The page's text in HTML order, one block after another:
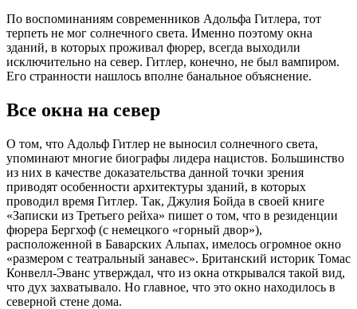
По воспоминаниям современников Адольфа Гитлера, тот
терпеть не мог солнечного света. Именно поэтому окна
зданий, в которых проживал фюрер, всегда выходили
исключительно на север. Гитлер, конечно, не был вампиром.
Его странности нашлось вполне банальное объяснение.
Все окна на север
О том, что Адольф Гитлер не выносил солнечного света,
упоминают многие биографы лидера нацистов. Большинство
из них в качестве доказательства данной точки зрения
приводят особенности архитектуры зданий, в которых
проводил время Гитлер. Так, Джулия Бойда в своей книге
«Записки из Третьего рейха» пишет о том, что в резиденции
фюрера Бергхоф (с немецкого «горный двор»),
расположенной в Баварских Альпах, имелось огромное окно
«размером с театральный занавес». Британский историк Томас
Конвелл-Эванс утверждал, что из окна открывался такой вид,
что дух захватывало. Но главное, что это окно находилось в
северной стене дома.